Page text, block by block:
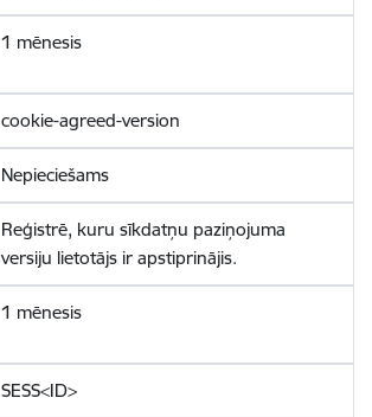
1 mēnesis
cookie-agreed-version
Nepieciešams
Reģistrē, kuru sīkdatņu paziņojuma
versiju lietotājs ir apstiprinājis.
1 mēnesis
SESS<ID>